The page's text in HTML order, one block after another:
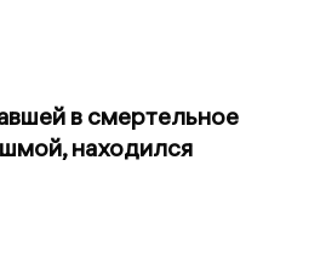
в смертельное
находился